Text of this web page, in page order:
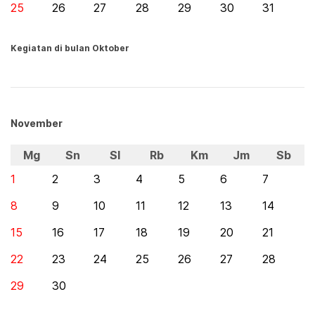
25
26 27 28 29 30 31
Kegiatan di bulan Oktober
November
Mg Sn Sl Rb Km Jm
Sb
1
2 3 4 5 6
7
8
9 10 11 12 13
14
15
16 17 18 19 20
21
22
23 24 25 26 27
28
29
30